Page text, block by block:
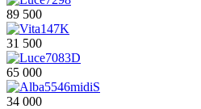
89 500
31 500
65 000
34 000